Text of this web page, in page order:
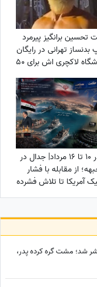
تحسین برانگیز پیرمرد
تهرانی در رایگان
کردن باشگاه لاکچری اش برای 50
حماسه آفرید +فیلم/
داری آقا محتشم
پا هادی چوپان هستی
ایران در 10 تا 16 مرداد| جدال در
از مقابله با فشار
آمریکا تا تلاش فشرده
برای حل ناترازی برق
شد؛ مشت گره کرده پدر،